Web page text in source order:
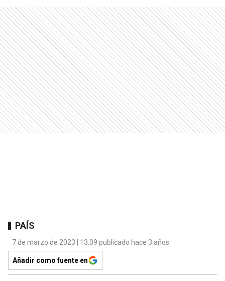
PAÍS
7 de marzo de 2023 | 13:09 publicado hace 3 años
Añadir como fuente en